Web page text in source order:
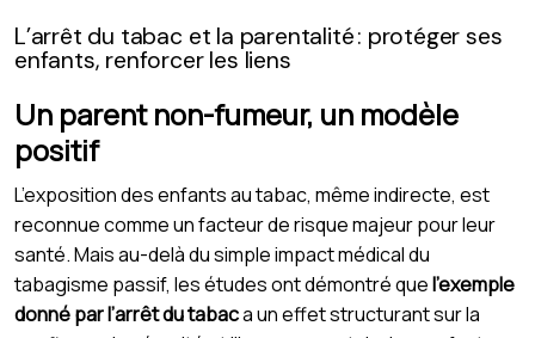
L’arrêt du tabac et la parentalité : protéger ses
enfants, renforcer les liens
Un parent non-fumeur, un modèle
positif
L’exposition des enfants au tabac, même indirecte, est
reconnue comme un facteur de risque majeur pour leur
santé. Mais au-delà du simple impact médical du
tabagisme passif, les études ont démontré quel’exemple
donné par l’arrêt du tabaca un effet structurant sur la